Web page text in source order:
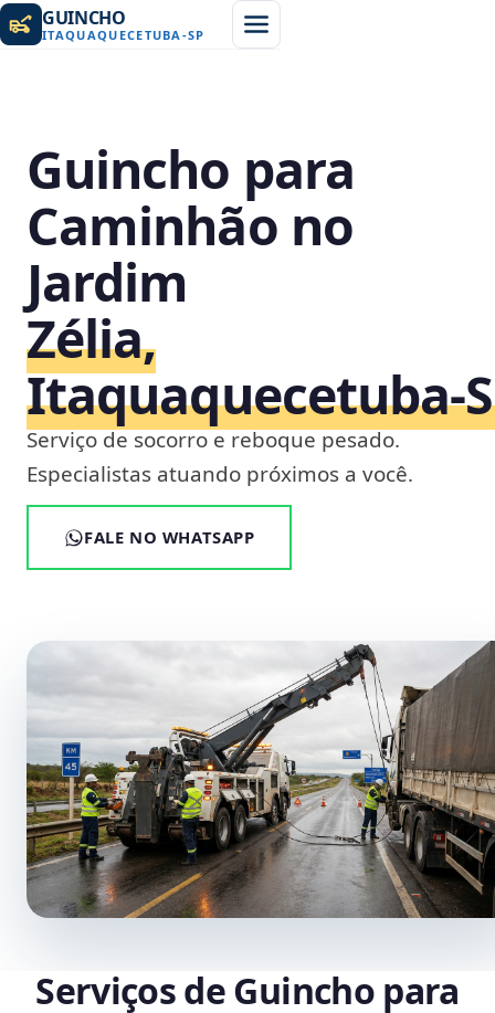
GUINCHO
ITAQUAQUECETUBA -SP
Guincho para
Caminhão no
Jardim
Zélia,
Serviço de socorro e reboque pesado.
Especialistas atuando próximos a você.
FALE NO WHATSAPP
Serviços de Guincho para